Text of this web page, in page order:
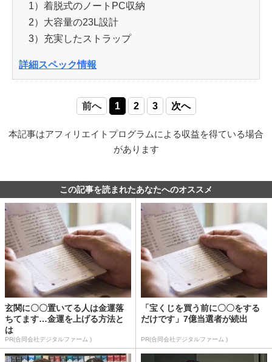
1）着脱式のノートPC収納
2）大容量の23L設計
3）充実したストラップ
詳細スペック情報
前へ 1 2 3 次へ
本記事はアフィリエイトプログラムによる収益を得ている場合
があります
この記事を読まれたあなたへのオススメ
玄関に〇〇置いてる人は金運落
ちてます…金運を上げる方法と
は
PR(合同会社デジタルファーム )
「宝くじを買う前に〇〇をする
だけです」7億当選者が続出
PR(合同会社デジタルファーム )